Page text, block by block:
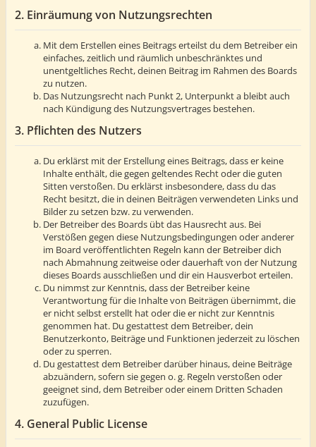
2. Einräumung von Nutzungsrechten
Mit dem Erstellen eines Beitrags erteilst du dem Betreiber ein
einfaches, zeitlich und räumlich unbeschränktes und
unentgeltliches Recht, deinen Beitrag im Rahmen des Boards
zu nutzen.
Das Nutzungsrecht nach Punkt 2, Unterpunkt a bleibt auch
nach Kündigung des Nutzungsvertrages bestehen.
3. Pflichten des Nutzers
Du erklärst mit der Erstellung eines Beitrags, dass er keine
Inhalte enthält, die gegen geltendes Recht oder die guten
Sitten verstoßen. Du erklärst insbesondere, dass du das
Recht besitzt, die in deinen Beiträgen verwendeten Links und
Bilder zu setzen bzw. zu verwenden.
Der Betreiber des Boards übt das Hausrecht aus. Bei
Verstößen gegen diese Nutzungsbedingungen oder anderer
im Board veröffentlichten Regeln kann der Betreiber dich
nach Abmahnung zeitweise oder dauerhaft von der Nutzung
dieses Boards ausschließen und dir ein Hausverbot erteilen.
Du nimmst zur Kenntnis, dass der Betreiber keine
Verantwortung für die Inhalte von Beiträgen übernimmt, die
er nicht selbst erstellt hat oder die er nicht zur Kenntnis
genommen hat. Du gestattest dem Betreiber, dein
Benutzerkonto, Beiträge und Funktionen jederzeit zu löschen
oder zu sperren.
Du gestattest dem Betreiber darüber hinaus, deine Beiträge
abzuändern, sofern sie gegen o. g. Regeln verstoßen oder
geeignet sind, dem Betreiber oder einem Dritten Schaden
zuzufügen.
4. General Public License